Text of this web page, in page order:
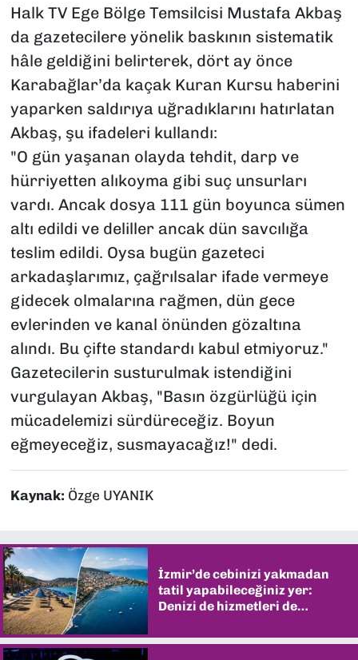
Halk TV Ege Bölge Temsilcisi Mustafa Akbaş
da gazetecilere yönelik baskının sistematik
hâle geldiğini belirterek, dört ay önce
Karabağlar’da kaçak Kuran Kursu haberini
yaparken saldırıya uğradıklarını hatırlatan
Akbaş, şu ifadeleri kullandı:
"O gün yaşanan olayda tehdit, darp ve
hürriyetten alıkoyma gibi suç unsurları
vardı. Ancak dosya 111 gün boyunca sümen
altı edildi ve deliller ancak dün savcılığa
teslim edildi. Oysa bugün gazeteci
arkadaşlarımız, çağrılsalar ifade vermeye
gidecek olmalarına rağmen, dün gece
evlerinden ve kanal önünden gözaltına
alındı. Bu çifte standardı kabul etmiyoruz."
Gazetecilerin susturulmak istendiğini
vurgulayan Akbaş, "Basın özgürlüğü için
mücadelemizi sürdüreceğiz. Boyun
eğmeyeceğiz, susmayacağız!" dedi.
Kaynak: Özge UYANIK
İzmir’de cebinizi yakmadan
tatil yapabileceğiniz yer:
Denizi de hizmetleri de